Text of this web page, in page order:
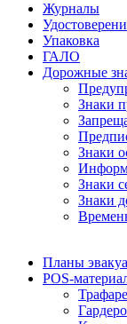
Журналы
Упаковка
ГАЛО
Дорожные
Знаки
Знаки
Знаки
Знаки
Планы
POS-